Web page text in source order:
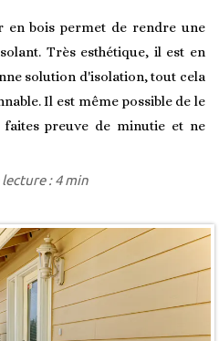
en bois permet de rendre une
Très esthétique, il est en
solution d'isolation, tout cela
Il est même possible de le
preuve de minutie et ne
lecture : 4 min